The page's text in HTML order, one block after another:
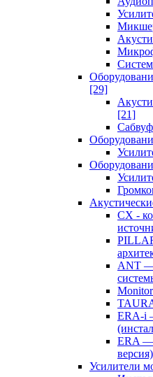
[29]
[21]
CX -
ANT —
ERA-i
ERA —
версия)
Усилители